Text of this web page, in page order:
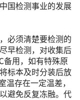
国检测事业的发展
必须清楚要检测的
早检测，对收集后
备用，如有特殊原
标本及时分装后放
存在一定温差，
避免反复冻融。代